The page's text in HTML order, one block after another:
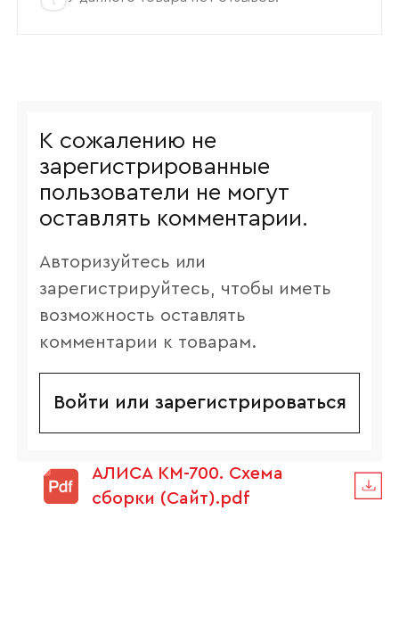
К сожалению не
зарегистрированные
пользователи не могут
оставлять комментарии.
Авторизуйтесь или
зарегистрируйтесь, чтобы иметь
возможность оставлять
комментарии к товарам.
Войти или зарегистрироваться
АЛИСА КМ-700. Схема
сборки (Сайт).pdf